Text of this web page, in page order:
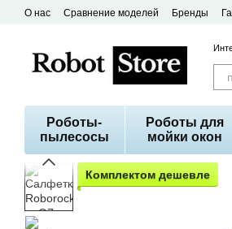
Перейти к основному контенту
О нас Сравнение моделей Бренды
Роботы-
пылесосы
Роботы для
мойки окон
Комплектом дешевле